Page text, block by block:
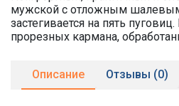
мужской с отложным
застегивается на пять
прорезных кармана,
Описание Отзывы (0)